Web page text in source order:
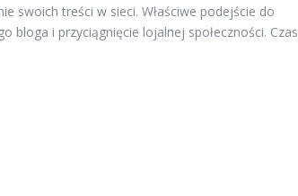
swoich treści w sieci. Właściwe podejście do
bloga i przyciągnięcie lojalnej społeczności. Czas